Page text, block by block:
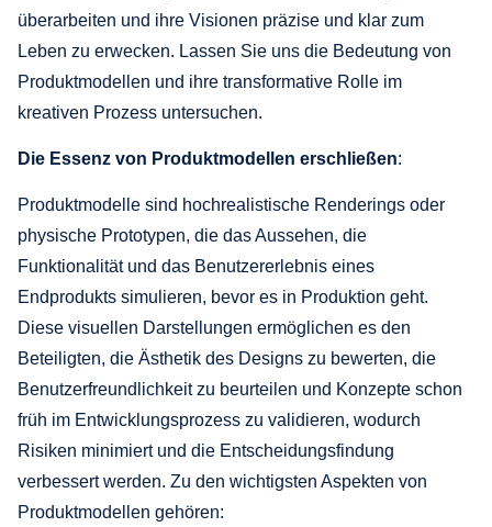
überarbeiten und ihre Visionen präzise und klar zum
Leben zu erwecken. Lassen Sie uns die Bedeutung von
Produktmodellen und ihre transformative Rolle im
kreativen Prozess untersuchen.
Die Essenz von Produktmodellen erschließen:
Produktmodelle sind hochrealistische Renderings oder
physische Prototypen, die das Aussehen, die
Funktionalität und das Benutzererlebnis eines
Endprodukts simulieren, bevor es in Produktion geht.
Diese visuellen Darstellungen ermöglichen es den
Beteiligten, die Ästhetik des Designs zu bewerten, die
Benutzerfreundlichkeit zu beurteilen und Konzepte schon
früh im Entwicklungsprozess zu validieren, wodurch
Risiken minimiert und die Entscheidungsfindung
verbessert werden. Zu den wichtigsten Aspekten von
Produktmodellen gehören: